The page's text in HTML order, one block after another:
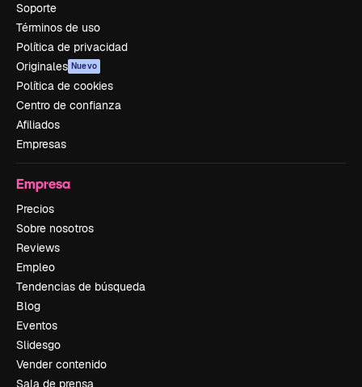
Soporte
Términos de uso
Política de privacidad
Originales Nuevo
Política de cookies
Centro de confianza
Afiliados
Empresas
Empresa
Precios
Sobre nosotros
Reviews
Empleo
Tendencias de búsqueda
Blog
Eventos
Slidesgo
Vender contenido
Sala de prensa